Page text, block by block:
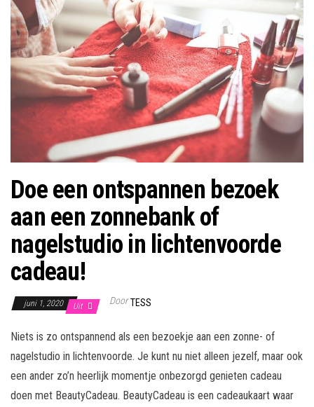
Doe een ontspannen bezoek
aan een zonnebank of
nagelstudio in lichtenvoorde
cadeau!
juni 1, 2020 Uit Door TESS
Niets is zo ontspannend als een bezoekje aan een zonne- of
nagelstudio in lichtenvoorde. Je kunt nu niet alleen jezelf, maar ook
een ander zo’n heerlijk momentje onbezorgd genieten cadeau
doen met BeautyCadeau. BeautyCadeau is een cadeaukaart waar